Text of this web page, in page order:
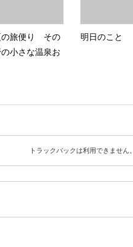
の旅便り その
小さな温泉お
明日のこと
トラックバックは利用できません。